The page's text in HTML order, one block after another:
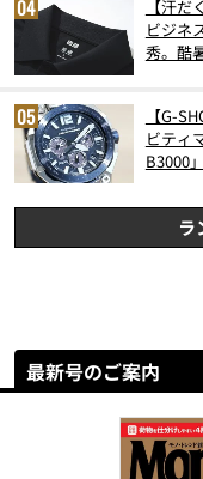
【汗
ビジネ
秀。酷
【G-
ビティ
B3000
ラ
最新号のご案内